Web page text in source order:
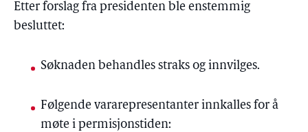
Etter forslag fra presidenten ble enstemmig
besluttet:
Søknaden behandles straks og innvilges.
Følgende vararepresentanter innkalles for å
møte i permisjonstiden: